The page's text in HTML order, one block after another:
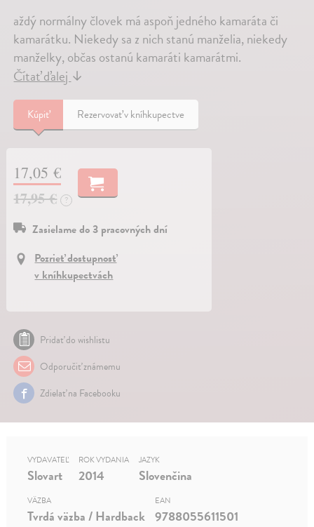
aždý normálny človek má aspoň jedného kamaráta či
kamarátku. Niekedy sa z nich stanú manželia, niekedy
manželky, občas ostanú kamaráti kamarátmi.
Čítať ďalej↓
Kúpiť Rezervovať v kníhkupectve
17,05 €
17,95 €
?
Zasielame do 3 pracovných dní
Pozrieť dostupnosť
v kníhkupectvách
Pridať do wishlistu
Odporučiť známemu
Zdielať na Facebooku
VYDAVATEĽ
Slovart
ROK VYDANIA
2014
JAZYK
Slovenčina
VÄZBA
Tvrdá väzba / Hardback
EAN
9788055611501